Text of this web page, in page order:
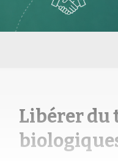
Libérer du